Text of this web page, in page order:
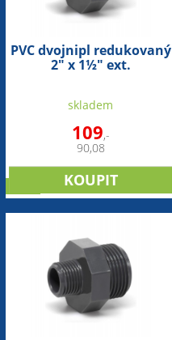
PVC dvojnipl redukovaný
2" x 1½" ext.
skladem
109,-
90,08